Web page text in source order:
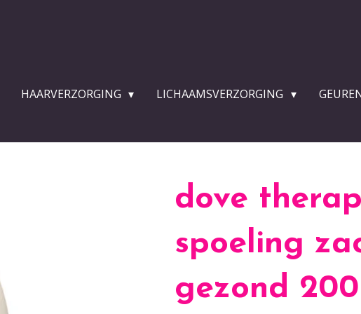
HAARVERZORGING LICHAAMSVERZORGING
dove
spoeling
gezond